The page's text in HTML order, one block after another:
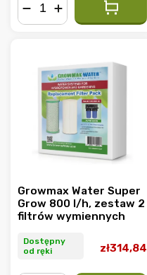
Growmax Water Super
Grow 800 l/h, zestaw 2
filtrów wymiennych
Dostępny
od ręki
zł314,84